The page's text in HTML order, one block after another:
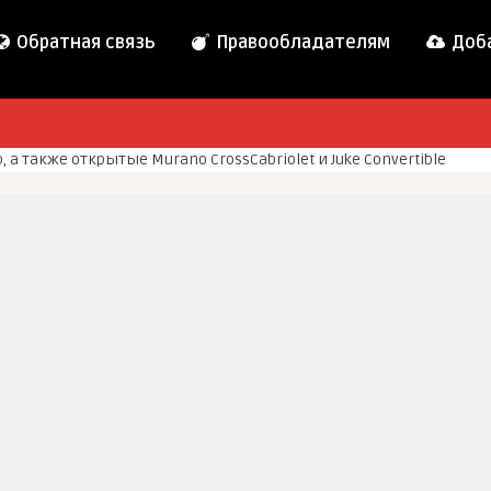
Обратная связь Правообладателям
а также открытые Murano CrossCabriolet и Juke Convertible